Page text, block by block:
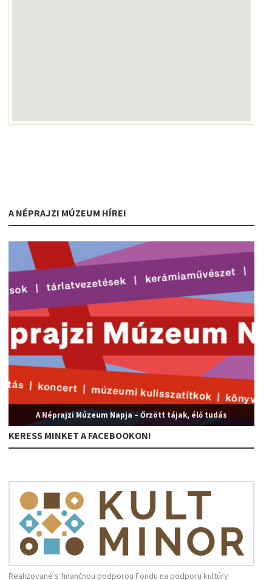
A NÉPRAJZI MÚZEUM HÍREI
A Néprajzi Múzeum Napja – Őrzött tájak, élő tudás
KERESS MINKET A FACEBOOKON!
Realizované s finančnou podporou Fondu na podporu kultúry